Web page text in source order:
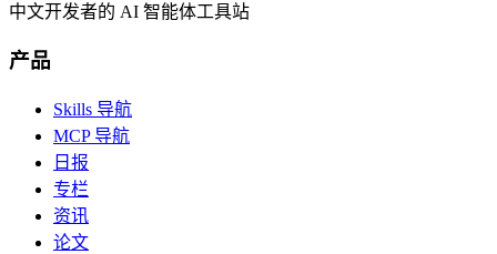
中文开发者的 AI 智能体工具站
产品
Skills 导航
MCP 导航
日报
专栏
资讯
论文